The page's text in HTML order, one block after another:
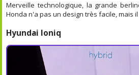
Merveille technologique, la grande
Honda n'a pas un design très facile, mais
Hyundai Ioniq